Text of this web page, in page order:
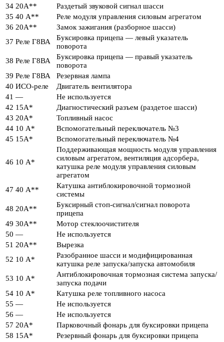
34 20А**
Раздетый звуковой сигнал шасси
35 40 А**
Реле модуля управления силовым агрегатом
36 20А**
Замок зажигания (разборное шасси)
37 Реле Г8ВА
Буксировка прицепа — левый указатель
поворота
38 Реле Г8ВА
Буксировка прицепа — правый указатель
поворота
39 Реле Г8ВА
Резервная лампа
40 ИСО-реле
Двигатель вентилятора
41 —
Не используется
42 15А*
Диагностический разъем (раздетое шасси)
43 20А*
Топливный насос
44 10 А*
Вспомогательный переключатель №3
45 15А* Вспомогательный переключатель №4
46 10 А*
Поддерживающая мощность модуля управления
силовым агрегатом, вентиляция адсорбера,
катушка реле модуля управления силовым
агрегатом
47 40 А**
Катушка антиблокировочной тормозной
системы
48 20А**
Буксирный стоп-сигнал/сигнал поворота
прицепа
49 30А**
Мотор стеклоочистителя
50 —
Не используется
51 20А**
Вырезка
52 10 А*
Разобранное шасси и модифицированная
катушка реле запуска/запуска автомобиля
53 10 А*
Антиблокировочная тормозная система запуска/
запуска подачи
54 10 А*
Катушка реле топливного насоса
55 —
Не используется
56 —
Не используется
57 20А*
Парковочный фонарь для буксировки прицепа
58 15А*
Резервный фонарь для буксировки прицепа